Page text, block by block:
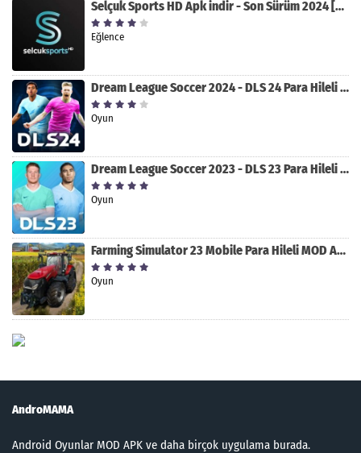
Selçuk Sports HD Apk indir - Son Sürüm 2024 [2.0.1.9]
Eğlence
Dream League Soccer 2024 - DLS 24 Para Hileli MOD APK indir [v11.050]
Oyun
Dream League Soccer 2023 - DLS 23 Para Hileli MOD APK [v11.020]
Oyun
Farming Simulator 23 Mobile Para Hileli MOD APK indir [v0.0.0.8]
Oyun
AndroMAMA
Android Oyunlar MOD APK ve daha birçok uygulama burada.